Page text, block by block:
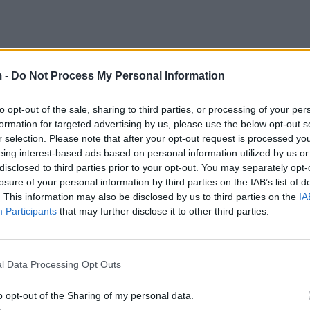
- Do Not Process My Personal Information
opt-out of the sale, sharing to third parties, or processing of your
for targeted advertising by us, please use the below opt-out
selection. Please note that after your opt-out request is processed
interest-based ads based on personal information utilized by us
to third parties prior to your opt-out. You may separately
of your personal information by third parties on the IAB’s list of
This information may also be disclosed by us to third parties on the
Participants that may further disclose it to other third parties.
Data Processing Opt Outs
opt-out of the Sharing of my personal data.
dozën e dytë të vaksinës, thonë ekspertët
vaksinimet në të kaluarën – shkalla e shmangies
26 për qind në mesin e përdoruesve të Medicare
të kryer nga Fondacioni Kaiser Family,
ta marrë dozën e dytë, dhe realisht unë kam
marrjen e dozës së dytë”, tha për CCN,
e dozës së dytë mund të bëhet për shumë arsye”,
i madh i njerëzve në SHBA të mos e marrin